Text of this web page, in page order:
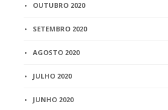
OUTUBRO 2020
SETEMBRO 2020
AGOSTO 2020
JULHO 2020
JUNHO 2020